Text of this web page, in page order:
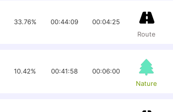
33.76% 00:44:09
00:04:25
Route
10.42% 00:41:58
00:06:00
Nature